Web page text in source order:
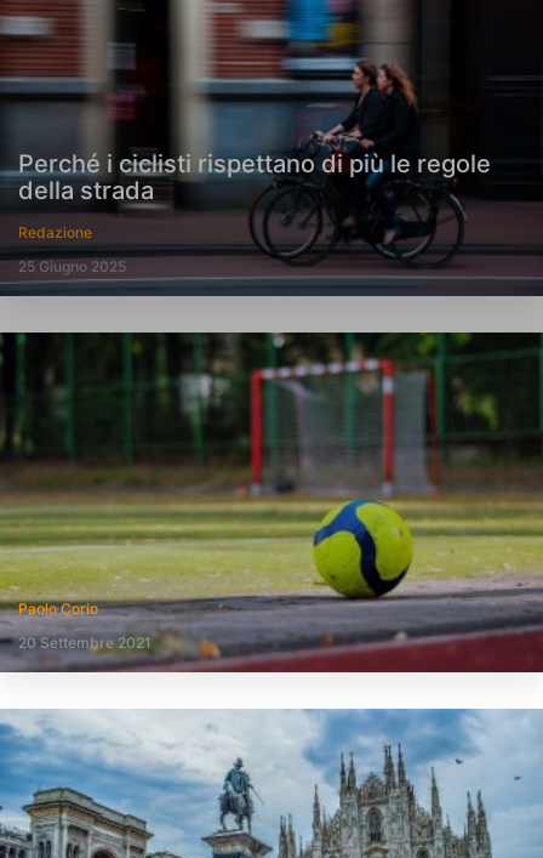
Perché i ciclisti rispettano di più le regole
della strada
Redazione
25 Giugno 2025
Paolo Corio
20 Settembre 2021